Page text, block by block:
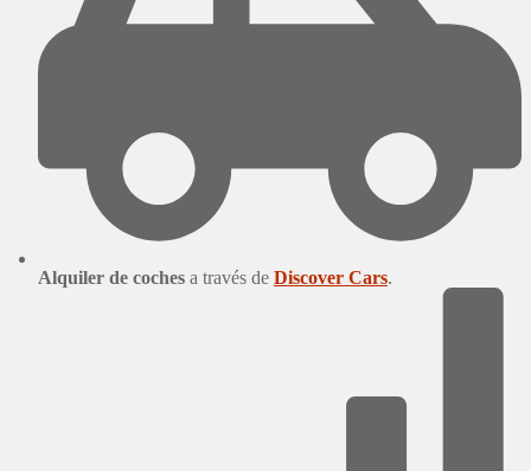
Alquiler de coches a través de Discover Cars.